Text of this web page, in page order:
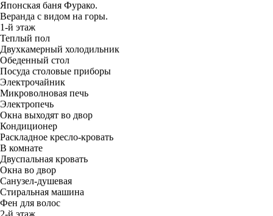
Японская баня Фурако.
Веранда с видом на горы.
1-й этаж
Теплый пол
Двухкамерный холодильник
Обеденный стол
Посуда столовые приборы
Электрочайник
Микроволновая печь
Электропечь
Окна выходят во двор
Кондиционер
Раскладное кресло-кровать
В комнате
Двуспальная кровать
Окна во двор
Санузел-душевая
Стиральная машина
Фен для волос
2-й этаж